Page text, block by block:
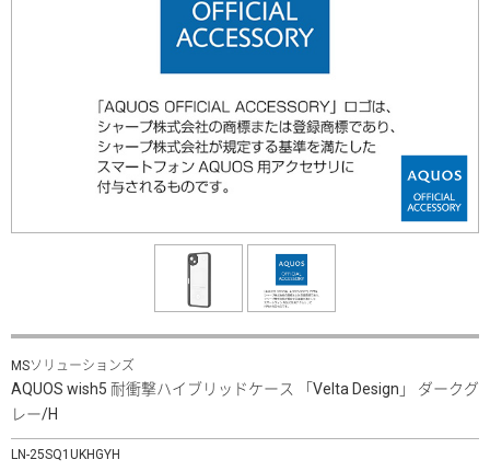
MSソリューションズ
AQUOS wish5 耐衝撃ハイブリッドケース 「Velta Design」 ダークグ
レー/H
LN-25SQ1UKHGYH